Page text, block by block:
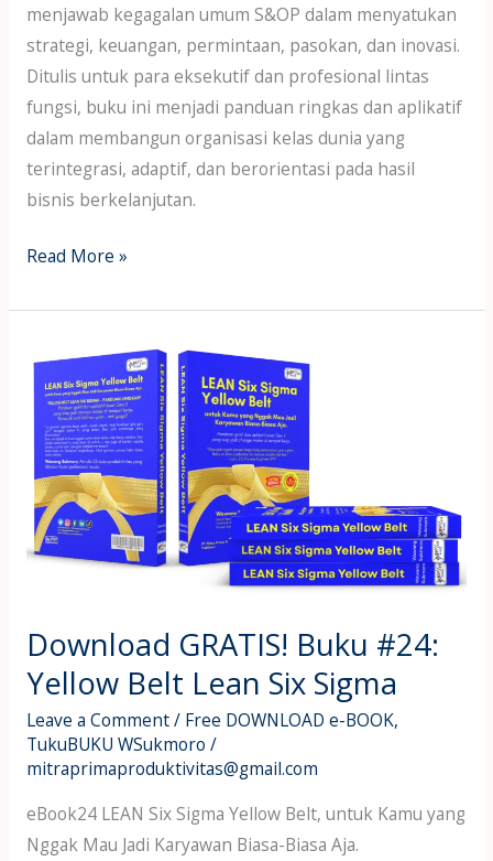
menjawab kegagalan umum S&OP dalam menyatukan
strategi, keuangan, permintaan, pasokan, dan inovasi.
Ditulis untuk para eksekutif dan profesional lintas
fungsi, buku ini menjadi panduan ringkas dan aplikatif
dalam membangun organisasi kelas dunia yang
terintegrasi, adaptif, dan berorientasi pada hasil
bisnis berkelanjutan.
Read More »
Download GRATIS! Buku #24:
Yellow Belt Lean Six Sigma
Leave a Comment/ Free DOWNLOAD e-BOOK,
TukuBUKU WSukmoro /
mitraprimaproduktivitas@gmail.com
eBook24 LEAN Six Sigma Yellow Belt, untuk Kamu yang
Nggak Mau Jadi Karyawan Biasa-Biasa Aja.
Download
GRATIS!
Buku
#24:
Yellow
Belt
Lean
Six